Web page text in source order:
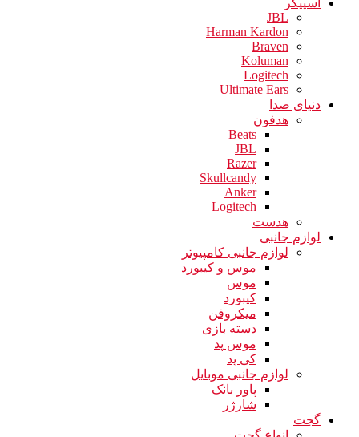
اسپیکر
JBL
Harman Kardon
Braven
Koluman
Logitech
Ultimate Ears
دنیای صدا
هدفون
Beats
JBL
Razer
Skullcandy
Anker
Logitech
هدست
لوازم جانبی
لوازم جانبی کامپیوتر
موس و کیبورد
موس
کیبورد
میکروفن
دسته بازی
موس پد
کی پد
لوازم جانبی موبایل
پاور بانک
شارژر
گجت